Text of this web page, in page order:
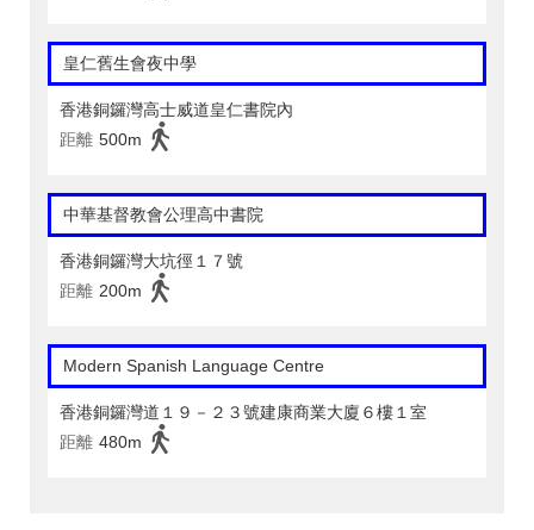
皇仁舊生會夜中學
香港銅鑼灣高士威道皇仁書院內
距離 500m
中華基督教會公理高中書院
香港銅鑼灣大坑徑１７號
距離 200m
Modern Spanish Language Centre
香港銅鑼灣道１９－２３號建康商業大廈６樓１室
距離 480m